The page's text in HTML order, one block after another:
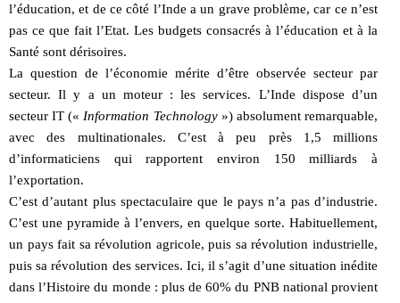
l’éducation, et de ce côté l’Inde a un grave problème, car ce n’est
pas ce que fait l’Etat. Les budgets consacrés à l’éducation et à la
Santé sont dérisoires.
La question de l’économie mérite d’être observée secteur par
secteur. Il y a un moteur : les services. L’Inde dispose d’un
secteur IT (« Information Technology») absolument remarquable,
avec des multinationales. C’est à peu près 1,5 millions
d’informaticiens qui rapportent environ 150 milliards à
l’exportation.
C’est d’autant plus spectaculaire que le pays n’a pas d’industrie.
C’est une pyramide à l’envers, en quelque sorte. Habituellement,
un pays fait sa révolution agricole, puis sa révolution industrielle,
puis sa révolution des services. Ici, il s’agit d’une situation inédite
dans l’Histoire du monde : plus de 60% du PNB national provient